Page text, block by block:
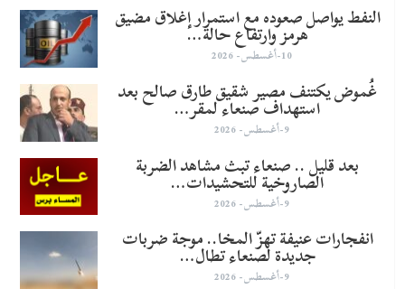
النفط يواصل صعوده مع استمرار إغلاق مضيق
هرمز وارتفاع حالة…
10-أغسطس- 2026
غُموض يكتنف مصير شقيق طارق صالح بعد
استهداف صنعاء لمقر…
9-أغسطس- 2026
بعد قليل .. صنعاء تبث مشاهد الضربة
الصاروخية للتحشيدات…
9-أغسطس- 2026
انفجارات عنيفة تهزّ المخا.. موجة ضربات
جديدة لصنعاء تطال…
9-أغسطس- 2026